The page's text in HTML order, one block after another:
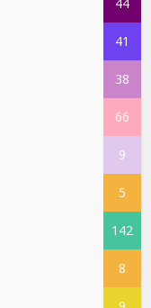
41
38
66
9
5
142
8